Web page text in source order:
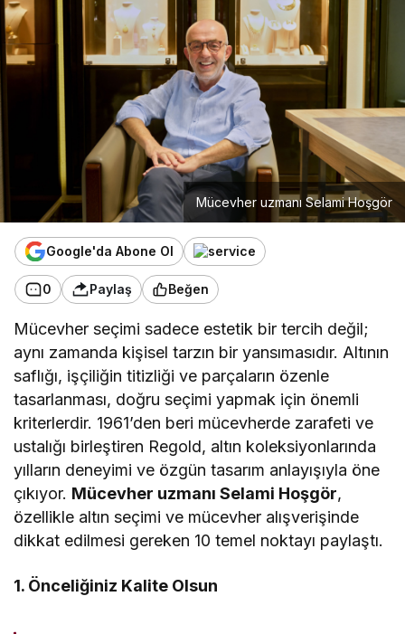
Mücevher uzmanı Selami Hoşgör
Google'da Abone Ol
0 Paylaş Beğen
Mücevher seçimi sadece estetik bir tercih değil;
aynı zamanda kişisel tarzın bir yansımasıdır. Altının
saflığı, işçiliğin titizliği ve parçaların özenle
tasarlanması, doğru seçimi yapmak için önemli
kriterlerdir. 1961’den beri mücevherde zarafeti ve
ustalığı birleştiren Regold, altın koleksiyonlarında
yılların deneyimi ve özgün tasarım anlayışıyla öne
çıkıyor. Mücevher uzmanı Selami Hoşgör,
özellikle altın seçimi ve mücevher alışverişinde
dikkat edilmesi gereken 10 temel noktayı paylaştı.
1. Önceliğiniz Kalite Olsun